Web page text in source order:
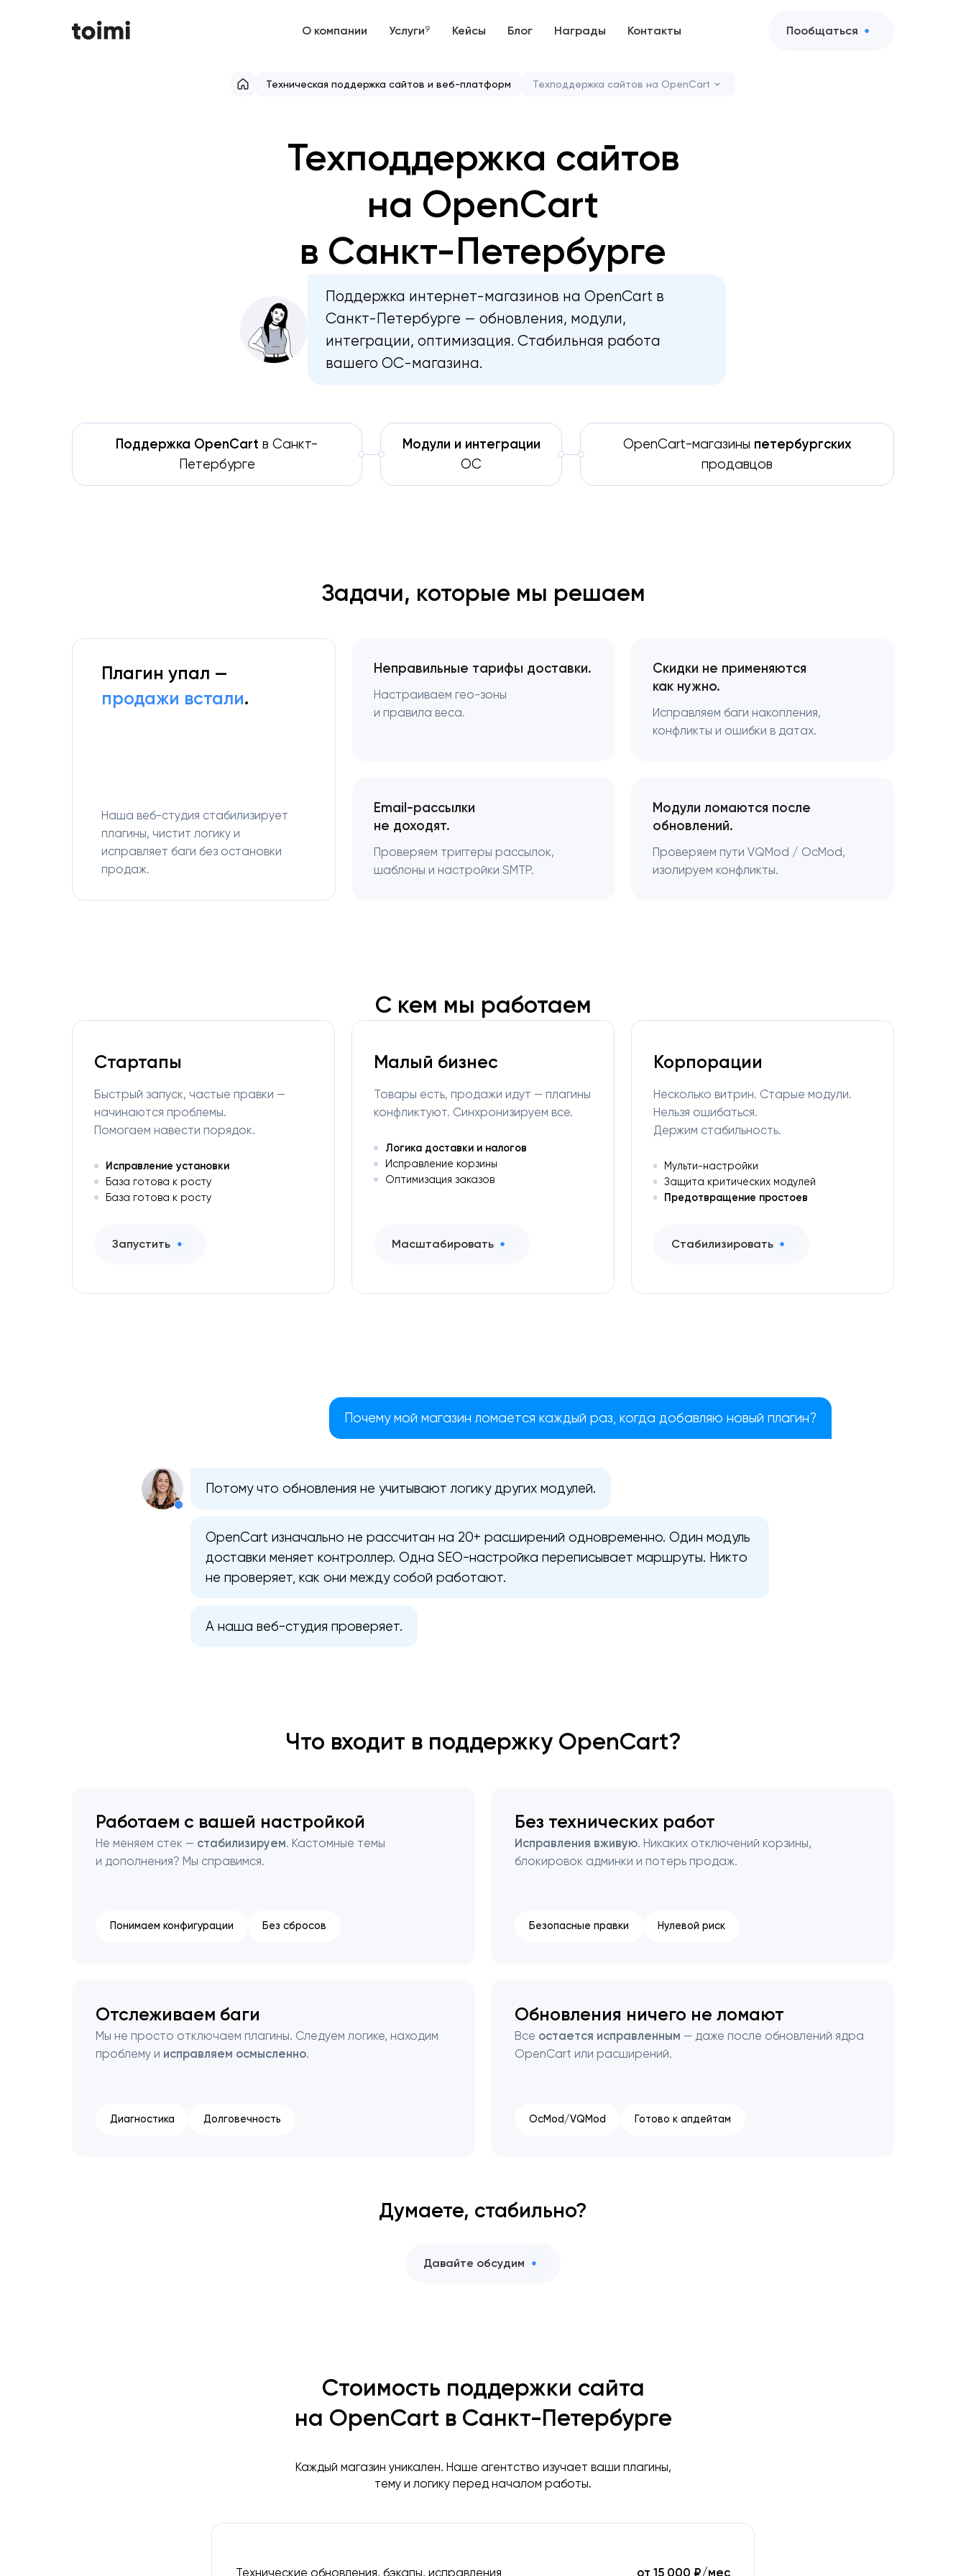
О компании Услуги9 Кейсы Блог Награды Контакты Пообщаться
Спасибо
Техническая поддержка сайтов и веб-платформ Техподдержка сайтов на OpenCart
Техподдержка сайтов
на OpenCart
в Санкт-Петербурге
Поддержка интернет-магазинов на OpenCart в
Санкт-Петербурге — обновления, модули,
интеграции, оптимизация. Стабильная работа
вашего OC-магазина.
Поддержка OpenCart в Санкт-
Петербурге
Модули и интеграции
OC
OpenCart-магазины петербургских
продавцов
Задачи, которые мы решаем
Плагин упал —
продажи встали.
Наша веб-студия стабилизирует
плагины, чистит логику и
исправляет баги без остановки
продаж.
Неправильные тарифы доставки.
Настраиваем гео-зоны
и правила веса.
Скидки не применяются
как нужно.
Исправляем баги накопления,
конфликты и ошибки в датах.
Email-рассылки
не доходят.
Проверяем триггеры рассылок,
шаблоны и настройки SMTP.
Модули ломаются после
обновлений.
Проверяем пути VQMod / OcMod,
изолируем конфликты.
С кем мы работаем
Стартапы
Быстрый запуск, частые правки —
начинаются проблемы.
Помогаем навести порядок.
Исправление установки
База готова к росту
База готова к росту
Запустить
Малый бизнес
Товары есть, продажи идут — плагины
конфликтуют. Синхронизируем все.
Логика доставки и налогов
Исправление корзины
Оптимизация заказов
Масштабировать
Корпорации
Несколько витрин. Старые модули.
Нельзя ошибаться.
Держим стабильность.
Мульти-настройки
Защита критических модулей
Предотвращение простоев
Стабилизировать
Почему мой магазин ломается каждый раз, когда добавляю новый плагин?
Потому что обновления не учитывают логику других модулей.
OpenCart изначально не рассчитан на 20+ расширений одновременно. Один модуль
доставки меняет контроллер. Одна SEO-настройка переписывает маршруты. Никто
не проверяет, как они между собой работают.
А наша веб-студия проверяет.
Что входит в поддержку OpenCart?
Работаем с вашей настройкой
Не меняем стек — стабилизируем. Кастомные темы
и дополнения? Мы справимся.
Понимаем конфигурации Без сбросов
Без технических работ
Исправления вживую. Никаких отключений корзины,
блокировок админки и потерь продаж.
Безопасные правки Нулевой риск
Отслеживаем баги
Мы не просто отключаем плагины. Следуем логике, находим
проблему и исправляем осмысленно.
Диагностика Долговечность
Обновления ничего не ломают
Все остается исправленным — даже после обновлений ядра
OpenCart или расширений.
OcMod/VQMod Готово к апдейтам
Думаете, стабильно?
Давайте обсудим
Стоимость поддержки сайта
на OpenCart в Санкт-Петербурге
Каждый магазин уникален. Наше агентство изучает ваши плагины,
тему и логику перед началом работы.
Технические обновления, бэкапы, исправления от 15 000 ₽/мес
Спасибо
Ваша заявка отправлена!
Мы свяжемся с вами в ближайшее